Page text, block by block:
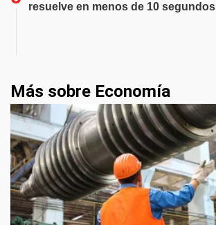
resuelve en menos de 10 segundos
Más sobre Economía